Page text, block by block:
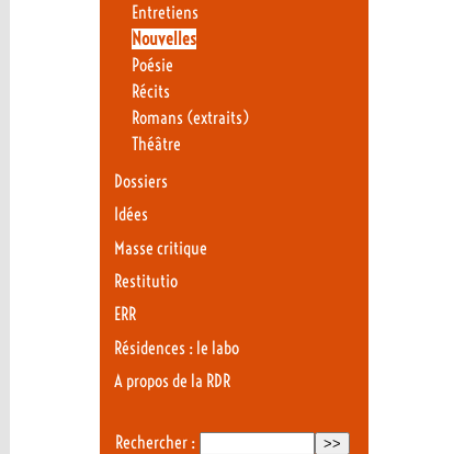
Entretiens
Nouvelles
Poésie
Récits
Romans (extraits)
Théâtre
Dossiers
Idées
Masse critique
Restitutio
ERR
Résidences : le labo
A propos de la RDR
Rechercher :